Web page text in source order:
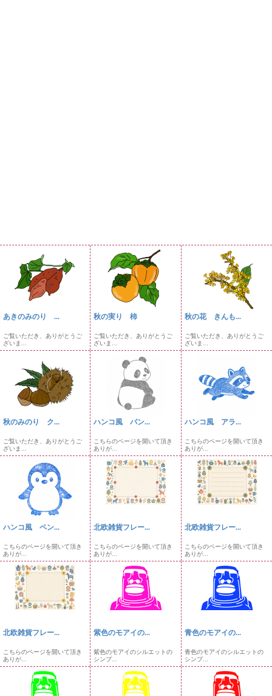
あきのみのり ...
ご覧いただき、ありがとうご
ざいま...
秋の実り 柿
ご覧いただき、ありがとうご
ざいま...
秋の花 きんも...
ご覧いただき、ありがとうご
ざいま...
秋のみのり ク...
ご覧いただき、ありがとうご
ざいま...
ハンコ風 パン...
こちらのページを開いて頂き
ありが...
ハンコ風 アラ...
こちらのページを開いて頂き
ありが...
ハンコ風 ペン...
こちらのページを開いて頂き
ありが...
北欧雑貨フレー...
こちらのページを開いて頂き
ありが...
北欧雑貨フレー...
こちらのページを開いて頂き
ありが...
北欧雑貨フレー...
こちらのページを開いて頂き
ありが...
紫色のモアイの...
紫色のモアイのシルエットの
シンプ...
青色のモアイの...
青色のモアイのシルエットの
シンプ...